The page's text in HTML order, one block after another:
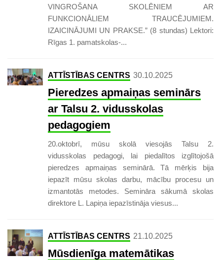
VINGROŠANA SKOLĒNIEM AR
FUNKCIONĀLIEM TRAUCĒJUMIEM.
IZAICINĀJUMI UN PRAKSE.” (8 stundas) Lektori:
Rīgas 1. pamatskolas-...
ATTĪSTĪBAS CENTRS 30.10.2025
Pieredzes apmaiņas seminārs
ar Talsu 2. vidusskolas
pedagogiem
20.oktobrī, mūsu skolā viesojās Talsu 2.
vidusskolas pedagogi, lai piedalītos izglītojošā
pieredzes apmaiņas seminārā. Tā mērķis bija
iepazīt mūsu skolas darbu, mācību procesu un
izmantotās metodes. Semināra sākumā skolas
direktore L. Lapiņa iepazīstināja viesus...
ATTĪSTĪBAS CENTRS 21.10.2025
Mūsdienīga matemātikas